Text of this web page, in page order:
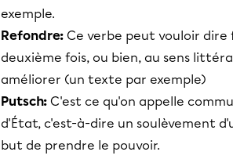
exemple.
Refondre: Ce verbe peut vouloir dire
deuxième fois, ou bien, au sens
améliorer (un texte par exemple)
Putsch: C'est ce qu'on appelle
d'État, c'est-à-dire un soulèvement
but de prendre le pouvoir.